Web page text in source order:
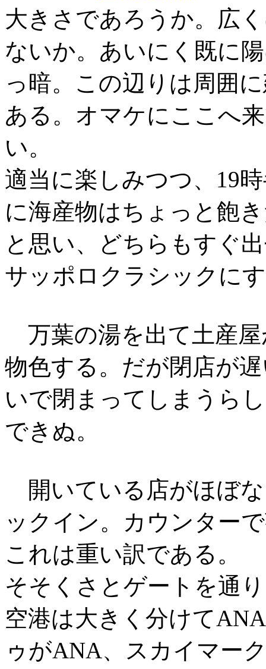
大きさであろうか。広
ないか。あいにく既に
っ暗。この辺りは周囲
ある。オマケにここへ
い。
適当に楽しみつつ、19
に海産物はちょっと飽
と思い、どちらもすぐ
サッポロクラシックに
万葉の湯を出て土産
物色する。だが閉店が
いで閉まってしまうら
できぬ。
開いている店がほぼ
ックイン。カウンター
これは重い訳である。
そそくさとゲートを通
空港は大きく分けて
ゥがANA、スカイマー